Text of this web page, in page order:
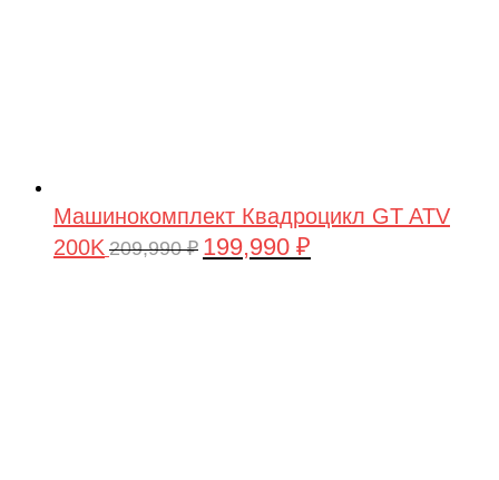
Машинокомплект Квадроцикл GT ATV
200K 209,990₽ Первоначальная
199,990 ₽